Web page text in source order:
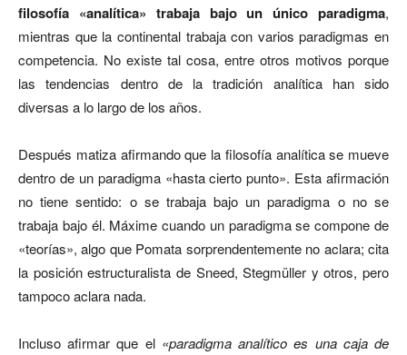
filosofía «analítica» trabaja bajo un único paradigma,
mientras que la continental trabaja con varios paradigmas en
competencia. No existe tal cosa, entre otros motivos porque
las tendencias dentro de la tradición analítica han sido
diversas a lo largo de los años.
Después matiza afirmando que la filosofía analítica se mueve
dentro de un paradigma «hasta cierto punto». Esta afirmación
no tiene sentido: o se trabaja bajo un paradigma o no se
trabaja bajo él. Máxime cuando un paradigma se compone de
«teorías», algo que Pomata sorprendentemente no aclara; cita
la posición estructuralista de Sneed, Stegmüller y otros, pero
tampoco aclara nada.
Incluso afirmar que el «paradigma analítico es una caja de